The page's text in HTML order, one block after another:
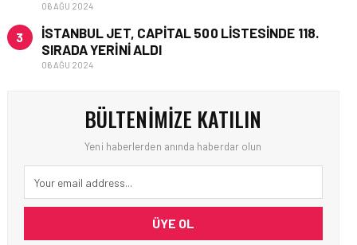
06 AĞU 2024
3
İSTANBUL JET, CAPITAL 500 LISTESINDE 118.
SIRADA YERINI ALDI
06 AĞU 2024
BÜLTENIMIZE KATILIN
Yeni haberlerden anında haberdar olun
ÜYE OL